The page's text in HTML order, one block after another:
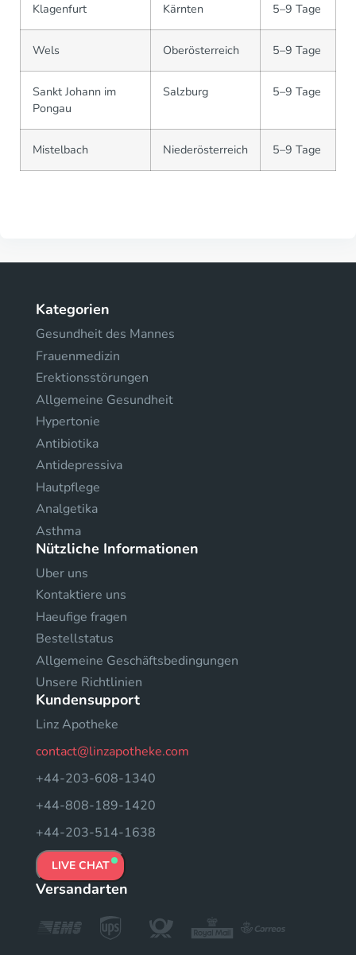
Klagenfurt Kärnten 5–9 Tage
Wels Oberösterreich 5–9 Tage
Sankt Johann im
Pongau
Salzburg 5–9 Tage
Mistelbach Niederösterreich 5–9 Tage
Kategorien
Gesundheit des Mannes
Frauenmedizin
Erektionsstörungen
Allgemeine Gesundheit
Hypertonie
Antibiotika
Antidepressiva
Hautpflege
Analgetika
Asthma
Nützliche Informationen
Uber uns
Kontaktiere uns
Haeufige fragen
Bestellstatus
Allgemeine Geschäftsbedingungen
Unsere Richtlinien
Kundensupport
Linz Apotheke
contact@linzapotheke.com
+44-203-608-1340
+44-808-189-1420
+44-203-514-1638
LIVE CHAT
Versandarten